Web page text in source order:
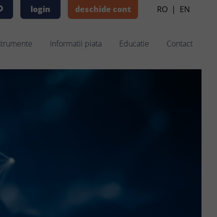
Informatii piata Educatie Contact
login deschide cont RO | EN